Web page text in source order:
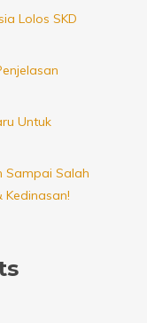
Lolos SKD
Untuk
Sampai Salah
Kedinasan!